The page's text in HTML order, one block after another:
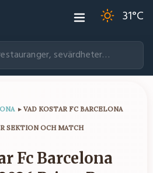
31°C
▸ VAD KOSTAR FC BARCELONA
SEKTION OCH MATCH
Fc Barcelona